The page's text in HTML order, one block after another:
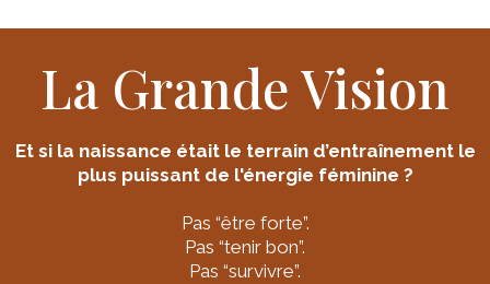
La Grande Vision
Et si la naissance était le terrain d’entraînement le
plus puissant de l'énergie féminine ?
Pas “être forte”.
Pas “tenir bon”.
Pas “survivre”.